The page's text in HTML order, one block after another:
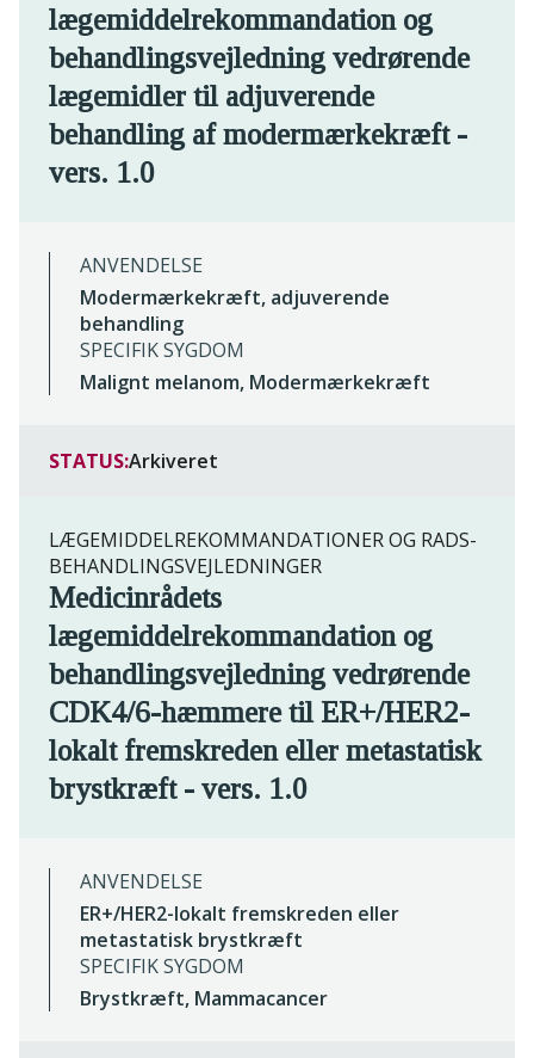
lægemiddelrekommandation og
behandlingsvejledning vedrørende
lægemidler til adjuverende
behandling af modermærkekræft -
vers. 1.0
ANVENDELSE
Modermærkekræft, adjuverende
behandling
SPECIFIK SYGDOM
Malignt melanom, Modermærkekræft
STATUS:Arkiveret
LÆGEMIDDELREKOMMANDATIONER OG RADS-
BEHANDLINGSVEJLEDNINGER
Medicinrådets
lægemiddelrekommandation og
behandlingsvejledning vedrørende
CDK4/6-hæmmere til ER+/HER2-
lokalt fremskreden eller metastatisk
brystkræft - vers. 1.0
ANVENDELSE
ER+/HER2-lokalt fremskreden eller
metastatisk brystkræft
SPECIFIK SYGDOM
Brystkræft, Mammacancer